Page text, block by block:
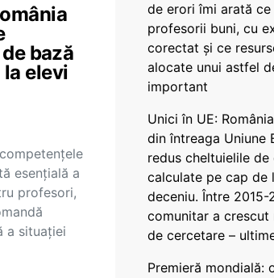
bază
elevi
esențială a
profesori,
a situației
de erori îmi arată
profesorii buni, cu
corectat și ce
alocate unui astfel
important
Unici în UE:
din întreaga Uniune
redus cheltuielile de
calculate pe cap de
deceniu. Între 2015-
comunitar a crescut
de cercetare –
Premieră mondială: